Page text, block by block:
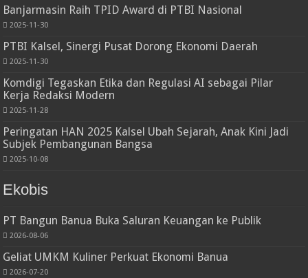
Banjarmasin Raih TPID Award di PTBI Nasional
2025-11-30
PTBI Kalsel, Sinergi Pusat Dorong Ekonomi Daerah
2025-11-30
Komdigi Tegaskan Etika dan Regulasi AI sebagai Pilar
Kerja Redaksi Modern
2025-11-28
Peringatan HAN 2025 Kalsel Ubah Sejarah, Anak Kini Jadi
Subjek Pembangunan Bangsa
2025-10-08
Ekobis
PT Bangun Banua Buka Saluran Keuangan ke Publik
2026-08-06
Geliat UMKM Kuliner Perkuat Ekonomi Banua
2026-07-20